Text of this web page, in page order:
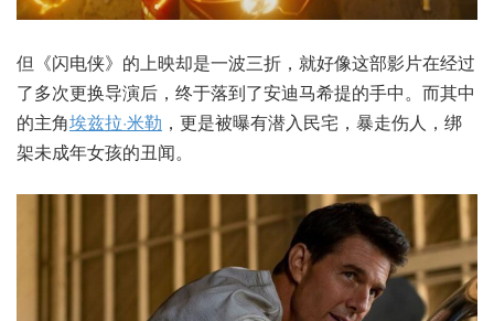
但《闪电侠》的上映却是一波三折，就好像这部影片在经过
了多次更换导演后，终于落到了安迪马希提的手中。而其中
的主角埃兹拉·米勒 ，更是被曝有潜入民宅，暴走伤人，绑
架未成年女孩的丑闻。